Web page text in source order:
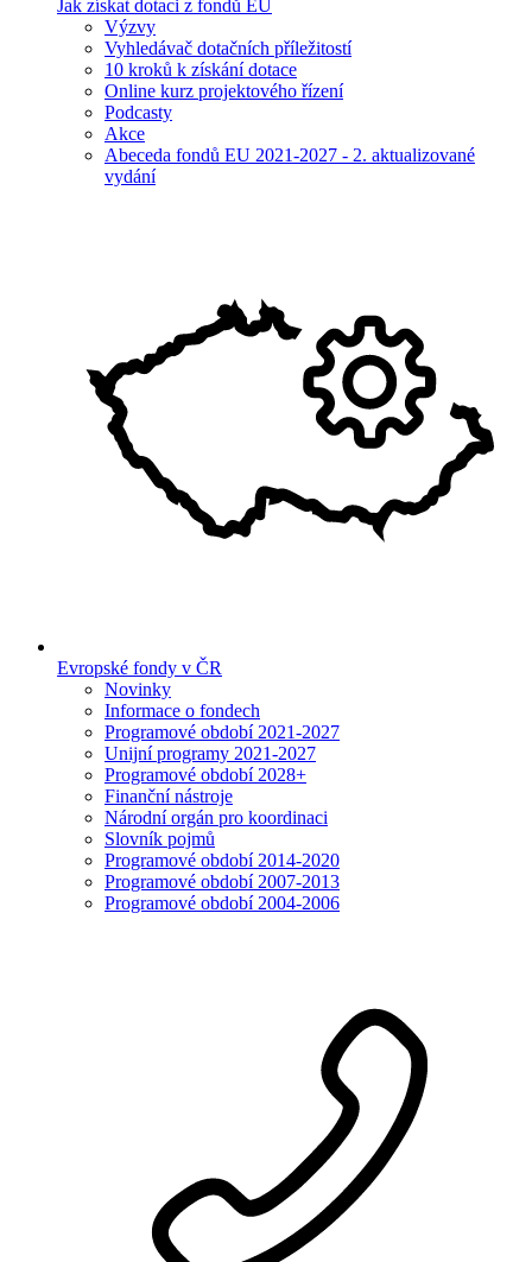
Jak získat dotaci z fondů EU
Výzvy
Vyhledávač dotačních příležitostí
10 kroků k získání dotace
Online kurz projektového řízení
Podcasty
Akce
Abeceda fondů EU 2021-2027 - 2. aktualizované
vydání
Evropské fondy v ČR
Novinky
Informace o fondech
Programové období 2021-2027
Unijní programy 2021-2027
Programové období 2028+
Finanční nástroje
Národní orgán pro koordinaci
Slovník pojmů
Programové období 2014-2020
Programové období 2007-2013
Programové období 2004-2006